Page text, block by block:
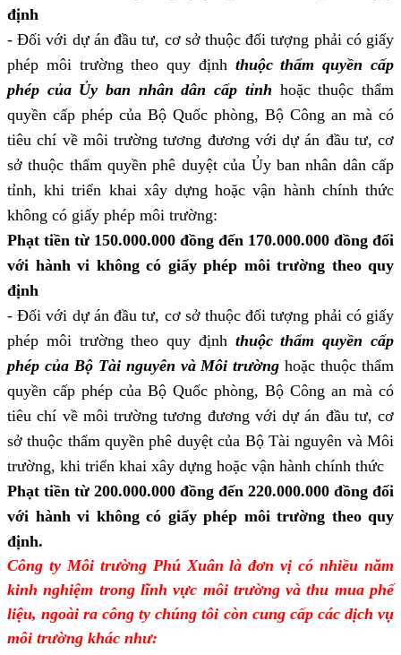
định
- Đối với dự án đầu tư, cơ sở thuộc đối tượng phải có giấy
phép môi trường theo quy định thuộc thẩm quyền cấp
phép của Ủy ban nhân dân cấp tỉnh hoặc thuộc thẩm
quyền cấp phép của Bộ Quốc phòng, Bộ Công an mà có
tiêu chí về môi trường tương đương với dự án đầu tư, cơ
sở thuộc thẩm quyền phê duyệt của Ủy ban nhân dân cấp
tỉnh, khi triển khai xây dựng hoặc vận hành chính thức
không có giấy phép môi trường:
Phạt tiền từ 150.000.000 đồng đến 170.000.000 đồng đối
với hành vi không có giấy phép môi trường theo quy
định
- Đối với dự án đầu tư, cơ sở thuộc đối tượng phải có giấy
phép môi trường theo quy định thuộc thẩm quyền cấp
phép của Bộ Tài nguyên và Môi trường hoặc thuộc thẩm
quyền cấp phép của Bộ Quốc phòng, Bộ Công an mà có
tiêu chí về môi trường tương đương với dự án đầu tư, cơ
sở thuộc thẩm quyền phê duyệt của Bộ Tài nguyên và Môi
trường, khi triển khai xây dựng hoặc vận hành chính thức
Phạt tiền từ 200.000.000 đồng đến 220.000.000 đồng đối
với hành vi không có giấy phép môi trường theo quy
định.
Công ty Môi trường Phú Xuân là đơn vị có nhiều năm
kinh nghiệm trong lĩnh vực môi trường và thu mua phế
liệu, ngoài ra công ty chúng tôi còn cung cấp các dịch vụ
môi trường khác như: